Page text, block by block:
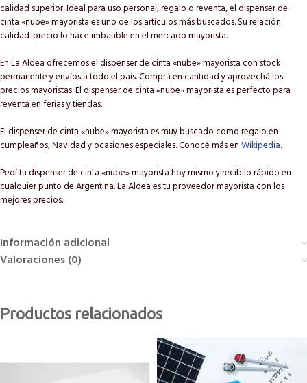
calidad superior. Ideal para uso personal, regalo o reventa, el dispenser de
cinta «nube» mayorista es uno de los artículos más buscados. Su relación
calidad-precio lo hace imbatible en el mercado mayorista.
En La Aldea ofrecemos el dispenser de cinta «nube» mayorista con stock
permanente y envíos a todo el país. Comprá en cantidad y aprovechá los
precios mayoristas. El dispenser de cinta «nube» mayorista es perfecto para
reventa en ferias y tiendas.
El dispenser de cinta «nube» mayorista es muy buscado como regalo en
cumpleaños, Navidad y ocasiones especiales. Conocé más enWikipedia.
Pedí tu dispenser de cinta «nube» mayorista hoy mismo y recibilo rápido en
cualquier punto de Argentina. La Aldea es tu proveedor mayorista con los
mejores precios.
Información adicional
Valoraciones (0)
Productos relacionados